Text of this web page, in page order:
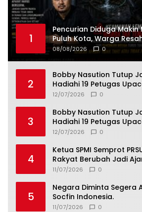
1
Pencurian Diduga Makin
Puluh Kota, Warga
Desak Polisi Bergerak
08/08/2026 0
2
Bobby Nasution Tutup
Hadiahi 19 Petugas
Jamnas 2026
12/07/2026 0
3
Bobby Nasution Tutup
Hadiahi 19 Petugas
Jamnas 2026
12/07/2026 0
4
Ketua SPMI Semprot
Rakyat Berubah Jadi
300 Ribu Pengunjung
11/07/2026 0
5
Negara Diminta Segera
Socfin Indonesia.
11/07/2026 0